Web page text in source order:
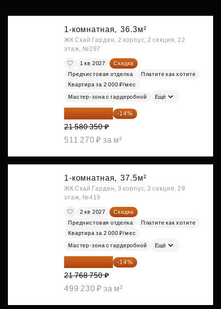
1-комнатная, 36.3м²
ЖК Скай Гарден, 2 корпус, 2 секция, 22
этаж, №297
1 кв 2027
Скидка
Предчистовая отделка
Платите как хотите
Квартира за 2 000 ₽/мес
Мастер-зона с гардеробной Ещё
18 559 101 ₽ -14%
21 580 350 ₽
511 270 ₽ за м²
1-комнатная, 37.5м²
ЖК Скай Гарден, 3 корпус, 2 секция, 29
этаж, №419
2 кв 2027
Скидка
Предчистовая отделка
Платите как хотите
Квартира за 2 000 ₽/мес
Мастер-зона с гардеробной Ещё
18 721 125 ₽ -14%
21 768 750 ₽
499 230 ₽ за м²